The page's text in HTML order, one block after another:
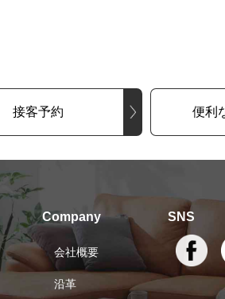
接客予約 便利
Company
会社概要
沿革
SNS